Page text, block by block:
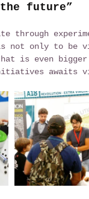
future”
through
is not only to be
is even
awaits